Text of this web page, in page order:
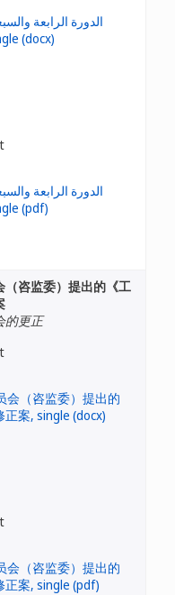
（咨监委）提出的《工
的更正